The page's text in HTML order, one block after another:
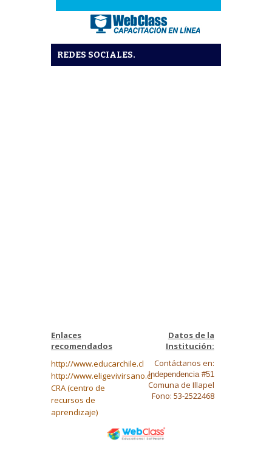
REDES SOCIALES.
Enlaces
recomendados
http://www.educarchile.cl
http://www.eligevivirsano.cl
CRA (centro de
recursos de
aprendizaje)
Datos de la
Institución:
Contáctanos en:
Independencia #51
Comuna de Illapel
Fono: 53-2522468